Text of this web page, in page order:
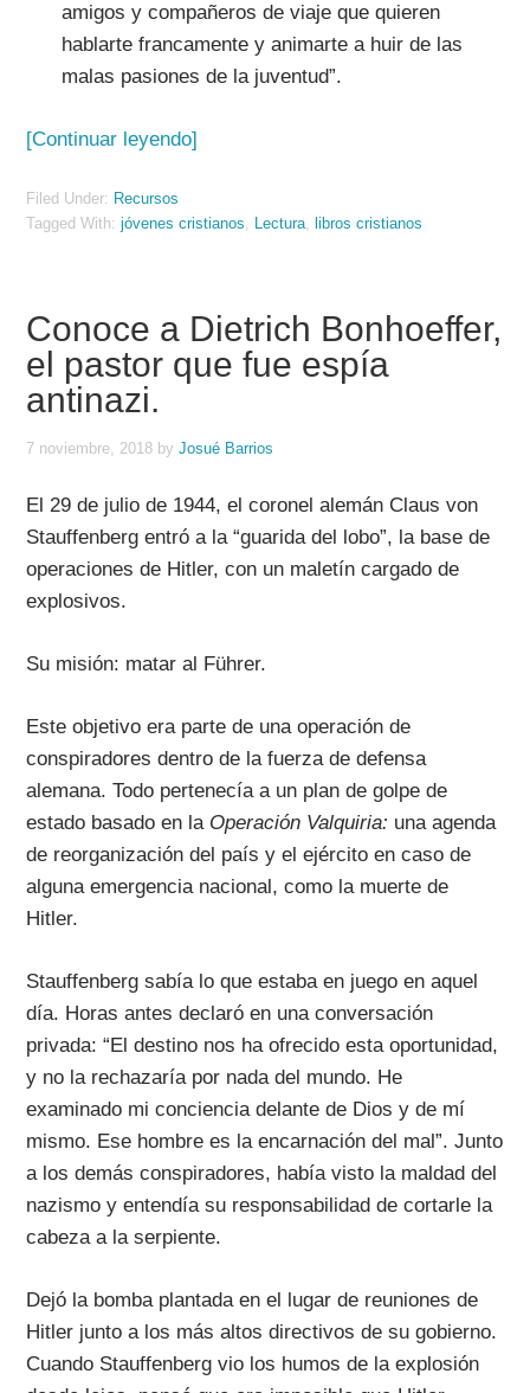
amigos y compañeros de viaje que quieren
hablarte francamente y animarte a huir de las
malas pasiones de la juventud”.
[Continuar leyendo]
Filed Under: Recursos
Tagged With:jóvenes cristianos, Lectura, libros cristianos
Conoce a Dietrich Bonhoeffer,
el pastor que fue espía
antinazi.
7 noviembre, 2018 byJosué Barrios
El 29 de julio de 1944, el coronel alemán Claus von
Stauffenberg entró a la “guarida del lobo”, la base de
operaciones de Hitler, con un maletín cargado de
explosivos.
Su misión: matar al Führer.
Este objetivo era parte de una operación de
conspiradores dentro de la fuerza de defensa
alemana. Todo pertenecía a un plan de golpe de
estado basado en la Operación Valquiria: una agenda
de reorganización del país y el ejército en caso de
alguna emergencia nacional, como la muerte de
Hitler.
Stauffenberg sabía lo que estaba en juego en aquel
día. Horas antes declaró en una conversación
privada: “El destino nos ha ofrecido esta oportunidad,
y no la rechazaría por nada del mundo. He
examinado mi conciencia delante de Dios y de mí
mismo. Ese hombre es la encarnación del mal”. Junto
a los demás conspiradores, había visto la maldad del
nazismo y entendía su responsabilidad de cortarle la
cabeza a la serpiente.
Dejó la bomba plantada en el lugar de reuniones de
Hitler junto a los más altos directivos de su gobierno.
Cuando Stauffenberg vio los humos de la explosión